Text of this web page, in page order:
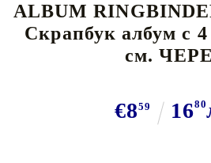
ALBUM
Скрапбук албум с
см.
€859 1680